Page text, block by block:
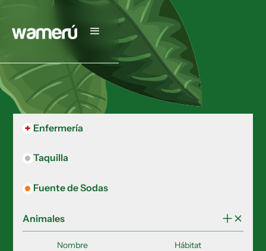
Enfermería
Taquilla
Fuente de Sodas
Animales
Nombre Hábitat